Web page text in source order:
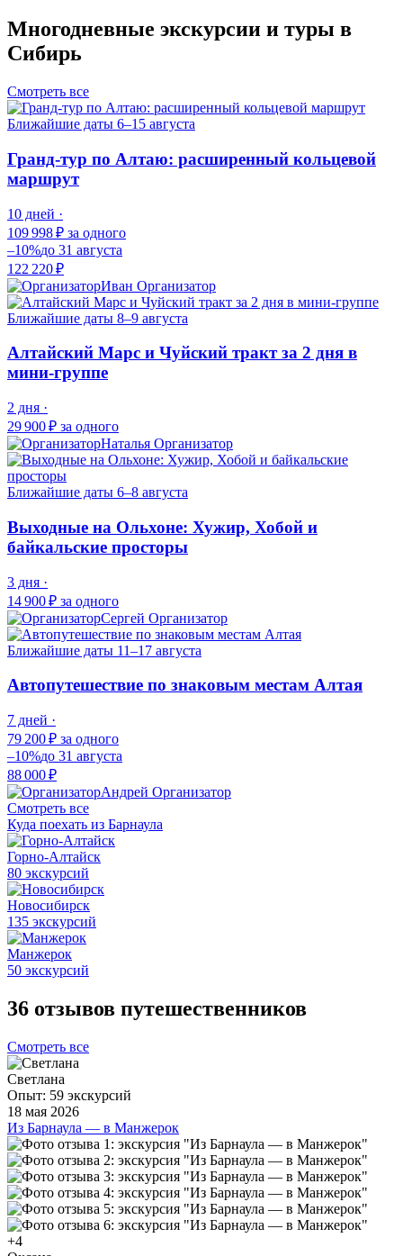
Многодневные экскурсии и туры в
Сибирь
Смотреть все
Ближайшие даты 6–15 августа
Гранд-тур по Алтаю: расширенный кольцевой
маршрут
10 дней ·
109 998 ₽ за одного
–10%до 31 августа
122 220 ₽
Иван Организатор
Ближайшие даты 8–9 августа
Алтайский Марс и Чуйский тракт за 2 дня в
мини-группе
2 дня ·
29 900 ₽ за одного
Наталья Организатор
Ближайшие даты 6–8 августа
Выходные на Ольхоне: Хужир, Хобой и
байкальские просторы
3 дня ·
14 900 ₽ за одного
Сергей Организатор
Ближайшие даты 11–17 августа
Автопутешествие по знаковым местам Алтая
7 дней ·
79 200 ₽ за одного
–10%до 31 августа
88 000 ₽
Андрей Организатор
Смотреть все
Куда поехать из Барнаула
Горно-Алтайск
80 экскурсий
Новосибирск
135 экскурсий
Манжерок
50 экскурсий
36 отзывов путешественников
Смотреть все
Светлана
Опыт: 59 экскурсий
18 мая 2026
Из Барнаула — в Манжерок
Мы теперь знаем отличного гида по Алтайскому краю и
Алтаю: Николай прекрасно эрудированный, внимательный,
тактичный и заботливый гид. Сопровождал нас не только
на данном переезде Барнаул - Горно-Алтайск (который мы,
кстати, дополнили), но и дальше по Алтаю и был с нами
восемь полных дней + трансфер в аэропорт на девятый.
Николай отвечал на все вопросы, рассказывал интересные
+4